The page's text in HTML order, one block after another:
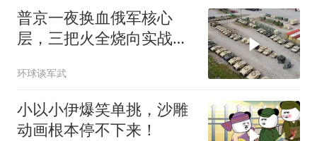
普京一夜换血俄军核心
层，三把火全烧向实战
提拔
环球谈军武
小以小伊爆笑单挑，沙雕
动画根本停不下来！